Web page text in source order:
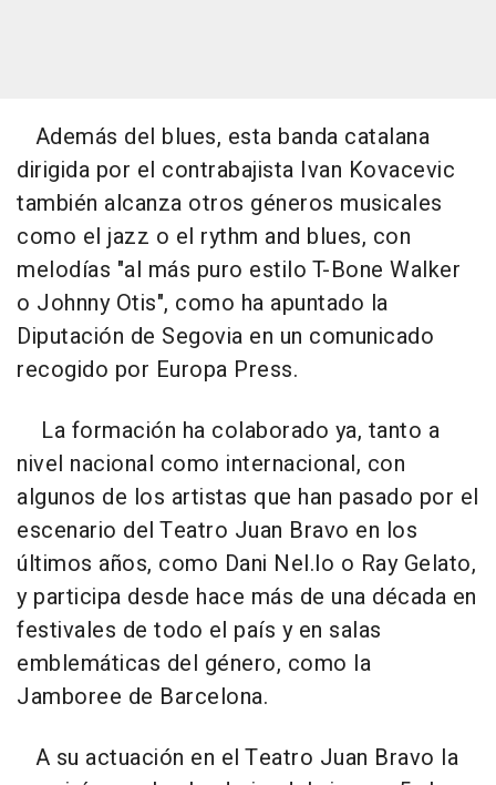
Además del blues, esta banda catalana
dirigida por el contrabajista Ivan Kovacevic
también alcanza otros géneros musicales
como el jazz o el rythm and blues, con
melodías "al más puro estilo T-Bone Walker
o Johnny Otis", como ha apuntado la
Diputación de Segovia en un comunicado
recogido por Europa Press.
La formación ha colaborado ya, tanto a
nivel nacional como internacional, con
algunos de los artistas que han pasado por el
escenario del Teatro Juan Bravo en los
últimos años, como Dani Nel.lo o Ray Gelato,
y participa desde hace más de una década en
festivales de todo el país y en salas
emblemáticas del género, como la
Jamboree de Barcelona.
A su actuación en el Teatro Juan Bravo la